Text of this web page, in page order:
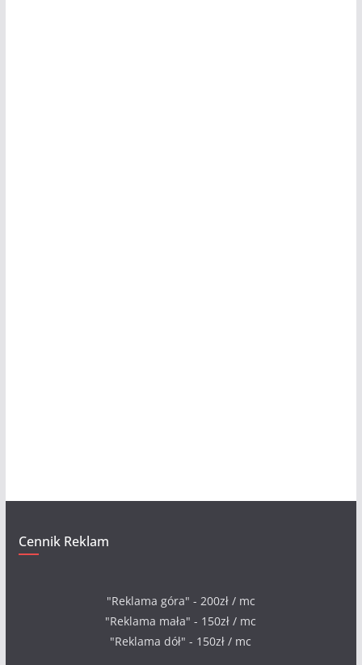
Cennik Reklam
"Reklama góra" - 200zł / mc
"Reklama mała" - 150zł / mc
"Reklama dół" - 150zł / mc